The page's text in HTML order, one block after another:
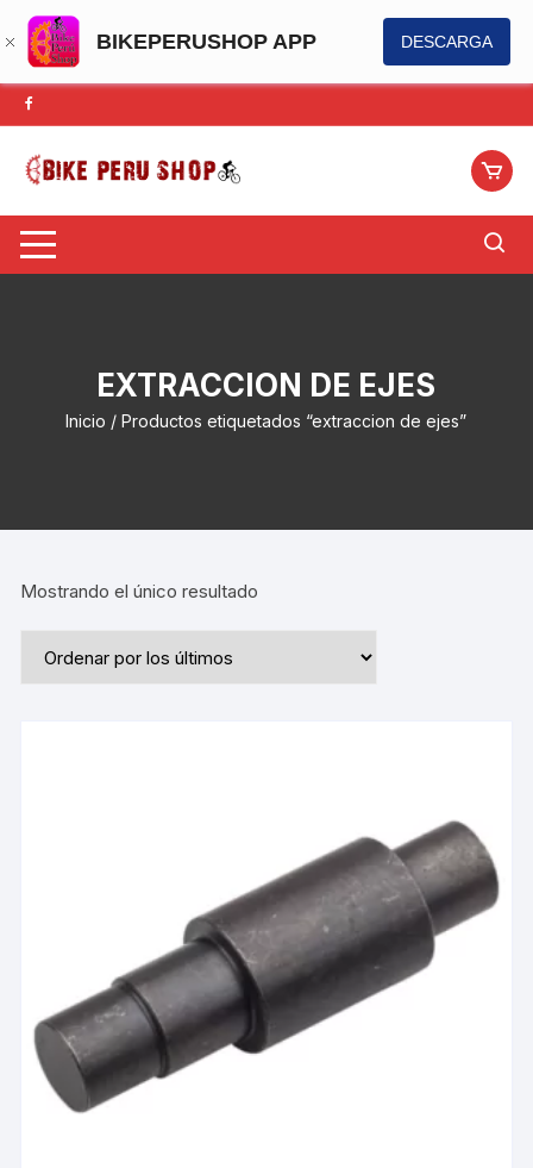
BIKEPERUSHOP APP DESCARGA
Saltar
al
contenido
EXTRACCION DE EJES
Inicio / Productos etiquetados “extraccion de ejes”
Mostrando el único resultado